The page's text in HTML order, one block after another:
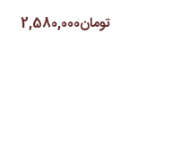
تومان2,580,000